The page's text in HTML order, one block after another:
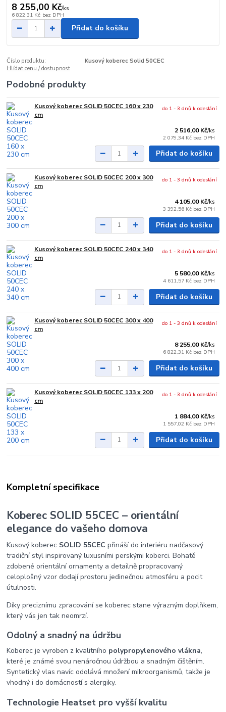
8 255,00 Kč/ks
6 822,31 Kč bez DPH
Přidat do košíku
Číslo produktu:
Kusový koberec Solid 50CEC
Hlídat cenu / dostupnost
Podobné produkty
Kusový koberec SOLID 50CEC 160 x 230
cm
2 516,00 Kč/ks
2 079,34 Kč bez DPH
do 1 - 3 dnů k odeslání
Přidat do košíku
Kusový koberec SOLID 50CEC 200 x 300
cm
4 105,00 Kč/ks
3 392,56 Kč bez DPH
do 1 - 3 dnů k odeslání
Přidat do košíku
Kusový koberec SOLID 50CEC 240 x 340
cm
5 580,00 Kč/ks
4 611,57 Kč bez DPH
do 1 - 3 dnů k odeslání
Přidat do košíku
Kusový koberec SOLID 50CEC 300 x 400
cm
8 255,00 Kč/ks
6 822,31 Kč bez DPH
do 1 - 3 dnů k odeslání
Přidat do košíku
Kusový koberec SOLID 50CEC 133 x 200
cm
1 884,00 Kč/ks
1 557,02 Kč bez DPH
do 1 - 3 dnů k odeslání
Přidat do košíku
Kompletní specifikace
Koberec SOLID 55CEC – orientální
elegance do vašeho domova
Kusový koberec SOLID 55CEC přináší do interiéru nadčasový
tradiční styl inspirovaný luxusními perskými koberci. Bohatě
zdobené orientální ornamenty a detailně propracovaný
celoplošný vzor dodají prostoru jedinečnou atmosféru a pocit
útulnosti.
Díky preciznímu zpracování se koberec stane výrazným doplňkem,
který vás jen tak neomrzí.
Odolný a snadný na údržbu
Koberec je vyroben z kvalitního polypropylenového vlákna,
které je známé svou nenáročnou údržbou a snadným čištěním.
Syntetický vlas navíc odolává množení mikroorganismů, takže je
vhodný i do domácností s alergiky.
Technologie Heatset pro vyšší kvalitu